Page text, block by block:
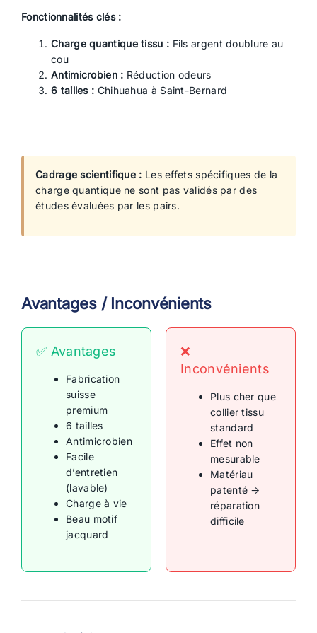
Fonctionnalités clés :
Charge quantique tissu : Fils argent doublure au
cou
Antimicrobien : Réduction odeurs
6 tailles : Chihuahua à Saint-Bernard
Cadrage scientifique : Les effets spécifiques de la
charge quantique ne sont pas validés par des
études évaluées par les pairs.
Avantages / Inconvénients
✅ Avantages
Fabrication
suisse
premium
6 tailles
Antimicrobien
Facile
d’entretien
(lavable)
Charge à vie
Beau motif
jacquard
❌
Inconvénients
Plus cher que
collier tissu
standard
Effet non
mesurable
Matériau
patenté →
réparation
difficile